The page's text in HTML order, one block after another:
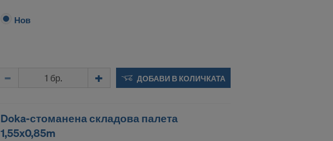
Нов
ДОБАВИ В КОЛИЧКАТА
Doka-стоманена складова палета
1,55x0,85m